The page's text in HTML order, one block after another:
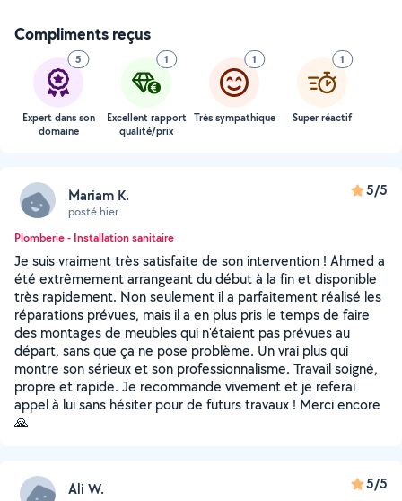
Compliments reçus
5
Expert dans son
domaine
1
Excellent rapport
qualité/prix
1
Très sympathique
1
Super réactif
Mariam K.
posté hier
5/5
Plomberie - Installation sanitaire
Je suis vraiment très satisfaite de son intervention ! Ahmed a
été extrêmement arrangeant du début à la fin et disponible
très rapidement. Non seulement il a parfaitement réalisé les
réparations prévues, mais il a en plus pris le temps de faire
des montages de meubles qui n'étaient pas prévues au
départ, sans que ça ne pose problème. Un vrai plus qui
montre son sérieux et son professionnalisme. Travail soigné,
propre et rapide. Je recommande vivement et je referai
appel à lui sans hésiter pour de futurs travaux ! Merci encore
🙏
Ali W. 5/5